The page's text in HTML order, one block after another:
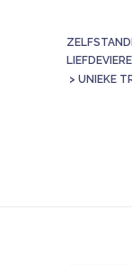
> UNIEKE